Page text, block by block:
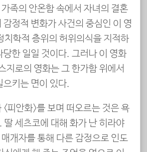
족의 안온함 속에서 자녀의 결혼
감정적 변화가 사건의 중심인 이 영
치학적 층위의 허위의식을 지적하
당한 일일 것이다. 그러나 이 영화
지로의 영화는 그 한가함 위에서
으키는 면이 있다.
<피안화>를 보며 떠오르는 것은 욕
딸 세츠코에 대해 화가 난 히라야
개자를 통해 다른 감정으로 인도